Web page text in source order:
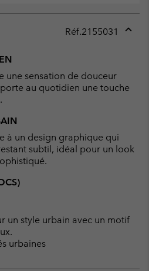
Réf.2155031
une sensation de douceur
au quotidien une touche
à un design graphique qui
subtil, idéal pour un look
un style urbain avec un motif
urbaines